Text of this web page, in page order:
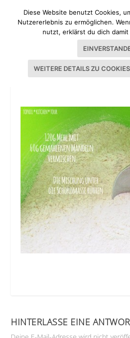
SACHERTORTE
HINTERLASSE EINE
Diese Website benutzt Cookies,
Nutzererlebnis zu ermöglichen.
nutzt, erklärst du dich
WEITERE DETAILS ZU